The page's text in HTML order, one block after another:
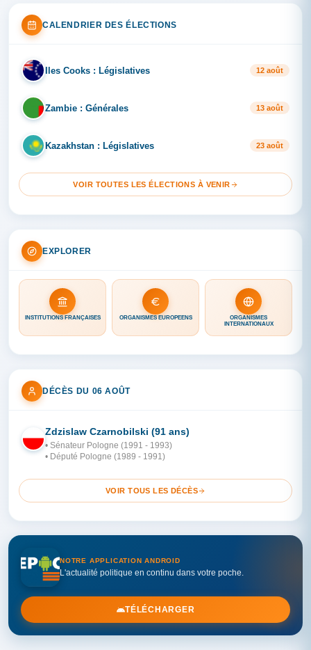
CALENDRIER DES ÉLECTIONS
IL Iles Cooks : Législatives 12 août
ZA Zambie : Générales 13 août
KA Kazakhstan : Législatives 23 août
VOIR TOUTES LES ÉLECTIONS À VENIR
EXPLORER
INSTITUTIONS FRANÇAISES ORGANISMES EUROPÉENS
ORGANISMES
INTERNATIONAUX
DÉCÈS DU 06 AOÛT
PO
Zdzislaw Czarnobilski (91 ans)
• Sénateur Pologne (1991 - 1993)
• Député Pologne (1989 - 1991)
VOIR TOUS LES DÉCÈS
NOTRE APPLICATION ANDROID
L'actualité politique en continu dans votre poche.
TÉLÉCHARGER